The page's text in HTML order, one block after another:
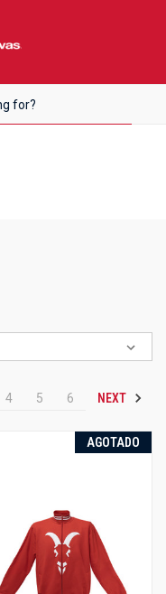
4 5 6 NEXT
AGOTADO